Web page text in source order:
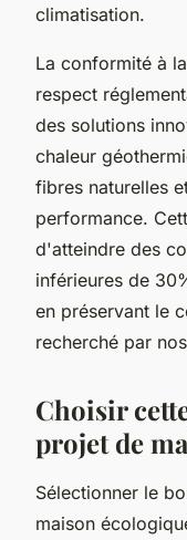
climatisation.
La conformité à la
respect
des solutions
chaleur
fibres naturelles
performance.
d'atteindre des
inférieures de
en préservant le
recherché par
Choisir
projet de
Sélectionner le
maison